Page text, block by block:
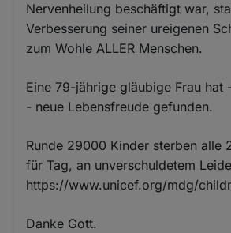
Nervenheilung beschäftigt war,
Verbesserung seiner ureigenen
zum Wohle ALLER Menschen.
Eine 79-jährige gläubige Frau hat
- neue Lebensfreude gefunden.
Runde 29000 Kinder sterben alle
für Tag, an unverschuldetem
https://www.unicef.org/mdg/
Danke Gott.